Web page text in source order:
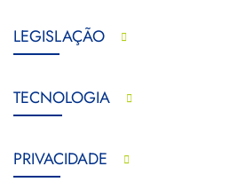
LEGISLAÇÃO
TECNOLOGIA
PRIVACIDADE